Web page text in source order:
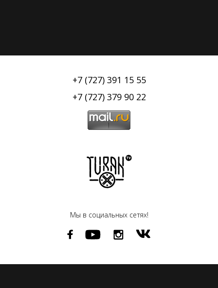
Мы в социальных сетях!
+7 (727) 391 15 55
+7 (727) 379 90 22